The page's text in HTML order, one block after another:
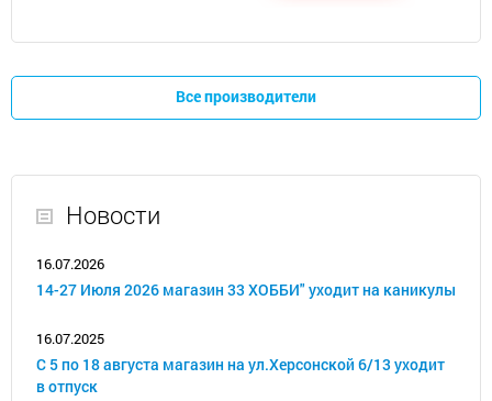
Все производители
Новости
16.07.2026
14-27 Июля 2026 магазин 33 ХОББИ" уходит на каникулы
16.07.2025
С 5 по 18 августа магазин на ул.Херсонской 6/13 уходит
в отпуск